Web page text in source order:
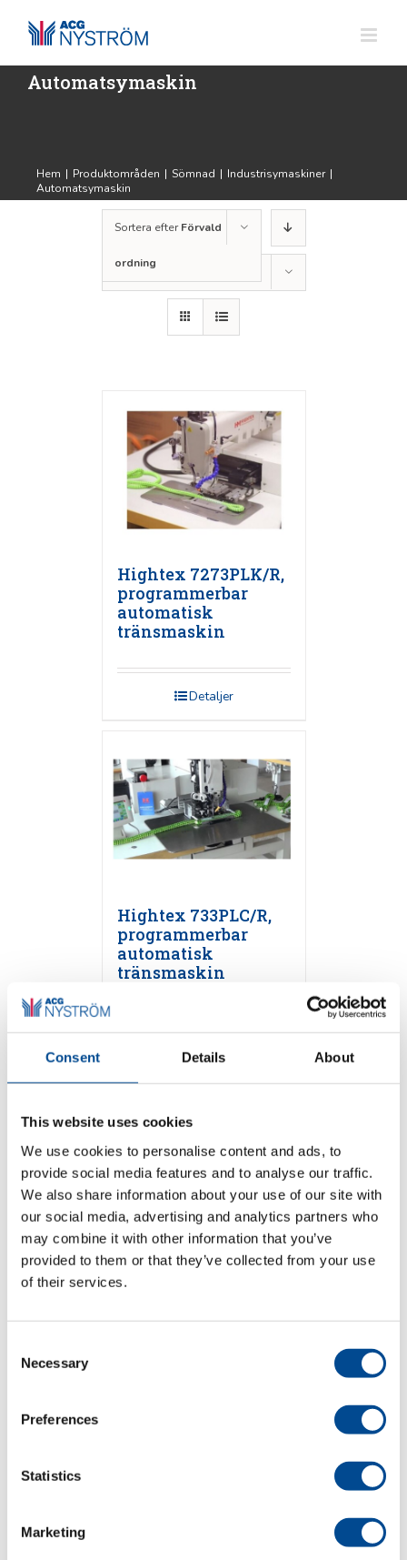
Consent Details About
This website uses cookies
We use cookies to personalise content and ads, to
provide social media features and to analyse our traffic.
We also share information about your use of our site with
our social media, advertising and analytics partners who
may combine it with other information that you’ve
provided to them or that they’ve collected from your use
of their services.
Selection
Necessary
Preferences
Statistics
Marketing
innehållet
Automatsymaskin
Hem | Produktområden | Sömnad | Industrisymaskiner |
Automatsymaskin
Sortera efterFörvald
ordning
12 produkter
Hightex 7273PLK/R,
programmerbar
automatisk
tränsmaskin
Detaljer
Hightex 733PLC/R,
programmerbar
automatisk
tränsmaskin
Detaljer
Juki AMS-210EN
Serien,
Programmerbar